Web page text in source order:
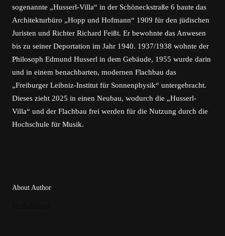
sogenannte „Husserl-Villa“ in der Schöneckstraße 6 baute das
Architekturbüro „Hopp und Hofmann“ 1909 für den jüdischen
Juristen und Richter Richard Feißt. Er bewohnte das Anwesen
bis zu seiner Deportation im Jahr 1940. 1937/1938 wohnte der
Philosoph Edmund Husserl in dem Gebäude, 1955 wurde darin
und in einem benachbarten, modernen Flachbau das
„Freiburger Leibniz-Institut für Sonnenphysik“ untergebracht.
Dieses zieht 2025 in einen Neubau, wodurch die „Husserl-
Villa“ und der Flachbau frei werden für die Nutzung durch die
Hochschule für Musik.
About Author